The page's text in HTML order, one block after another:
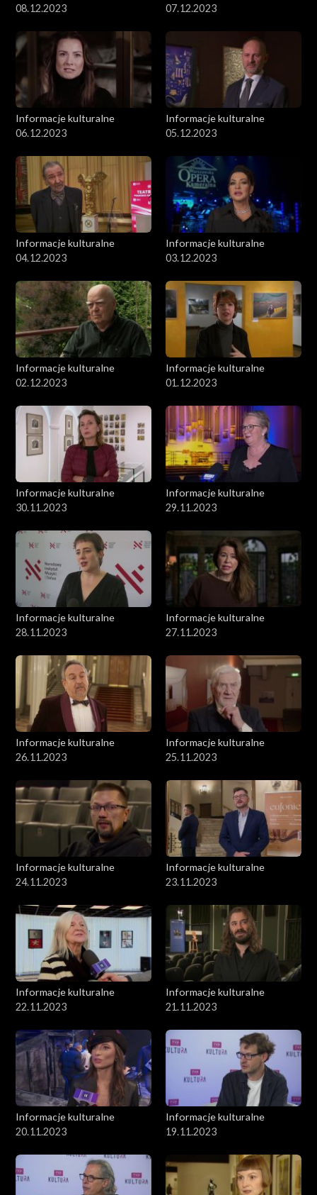
08.12.2023
07.12.2023
Informacje kulturalne
06.12.2023
Informacje kulturalne
05.12.2023
Informacje kulturalne
04.12.2023
Informacje kulturalne
03.12.2023
Informacje kulturalne
02.12.2023
Informacje kulturalne
01.12.2023
Informacje kulturalne
30.11.2023
Informacje kulturalne
29.11.2023
Informacje kulturalne
28.11.2023
Informacje kulturalne
27.11.2023
Informacje kulturalne
26.11.2023
Informacje kulturalne
25.11.2023
Informacje kulturalne
24.11.2023
Informacje kulturalne
23.11.2023
Informacje kulturalne
22.11.2023
Informacje kulturalne
21.11.2023
Informacje kulturalne
20.11.2023
Informacje kulturalne
19.11.2023